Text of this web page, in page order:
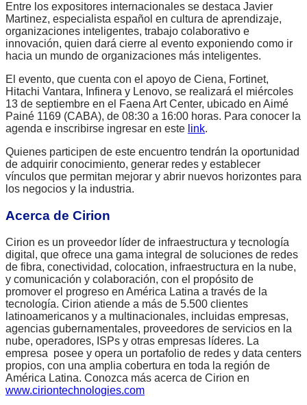
Entre los expositores internacionales se destaca Javier
Martinez, especialista español en cultura de aprendizaje,
organizaciones inteligentes, trabajo colaborativo e
innovación, quien dará cierre al evento exponiendo como ir
hacia un mundo de organizaciones más inteligentes.
El evento, que cuenta con el apoyo de Ciena, Fortinet,
Hitachi Vantara, Infinera y Lenovo, se realizará el miércoles
13 de septiembre en el Faena Art Center, ubicado en Aimé
Painé 1169 (CABA), de 08:30 a 16:00 horas. Para conocer la
agenda e inscribirse ingresar en este link.
Quienes participen de este encuentro tendrán la oportunidad
de adquirir conocimiento, generar redes y establecer
vínculos que permitan mejorar y abrir nuevos horizontes para
los negocios y la industria.
Acerca de Cirion
Cirion es un proveedor líder de infraestructura y tecnología
digital, que ofrece una gama integral de soluciones de redes
de fibra, conectividad, colocation, infraestructura en la nube,
y comunicación y colaboración, con el propósito de
promover el progreso en América Latina a través de la
tecnología. Cirion atiende a más de 5.500 clientes
latinoamericanos y a multinacionales, incluidas empresas,
agencias gubernamentales, proveedores de servicios en la
nube, operadores, ISPs y otras empresas líderes. La
empresa posee y opera un portafolio de redes y data centers
propios, con una amplia cobertura en toda la región de
América Latina. Conozca más acerca de Cirion en
www.ciriontechnologies.com